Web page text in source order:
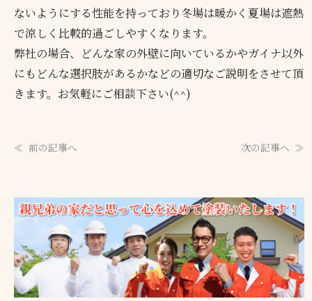
ないようにする性能を持っており冬場は暖かく夏場は遮熱
で涼しく比較的過ごしやすくなります。
弊社の場合、どんな家の外壁に向いているかやガイナ以外
にもどんな選択肢があるかなどの適切なご説明をさせて頂
きます。お気軽にご相談下さい(^^)
前の記事へ 次の記事へ